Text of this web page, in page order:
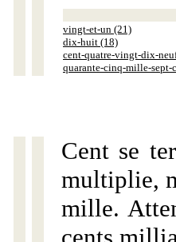
vingt-et-un (21)
dix-huit (18)
cent-quatre-vingt-dix-
quarante-cinq-mille-sept-
Cent se
multiplie,
mille.